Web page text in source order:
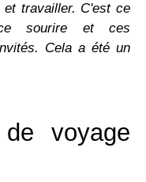
travailler. C'est ce
sourire et ces
Cela a été un
voyage